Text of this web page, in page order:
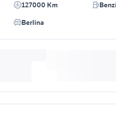
127000 Km
Berlina